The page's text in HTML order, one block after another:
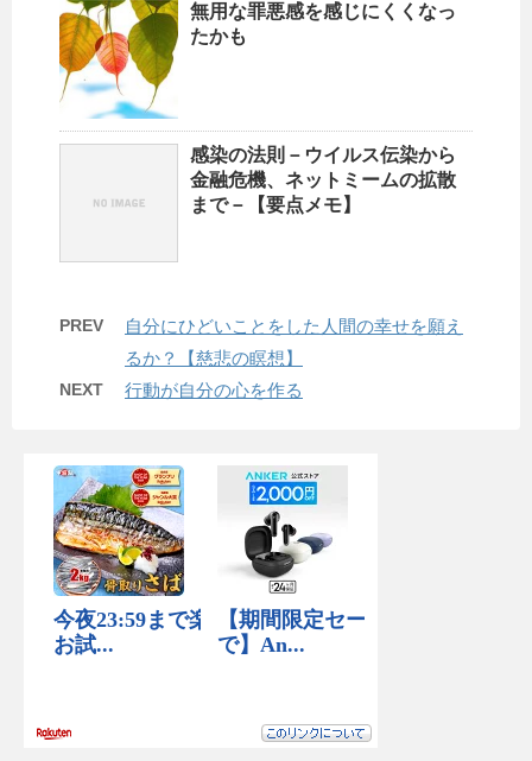
無用な罪悪感を感じにくくなっ
たかも
感染の法則－ウイルス伝染から
金融危機、ネットミームの拡散
まで－【要点メモ】
PREV
自分にひどいことをした人間の幸せを願え
るか？【慈悲の瞑想】
NEXT 行動が自分の心を作る